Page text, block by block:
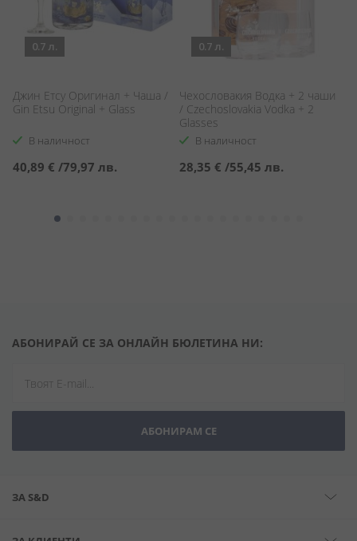
0.7 л.
Джин Етсу Оригинал + Чаша /
Gin Etsu Original + Glass
В наличност
40,89 € /79,97 лв.
0.7 л.
Чехословакия Водка + 2 чаши
/ Czechoslovakia Vodka + 2
Glasses
В наличност
28,35 € /55,45 лв.
АБОНИРАЙ СЕ ЗА ОНЛАЙН БЮЛЕТИНА НИ:
АБОНИРАМ СЕ
ЗА S&D